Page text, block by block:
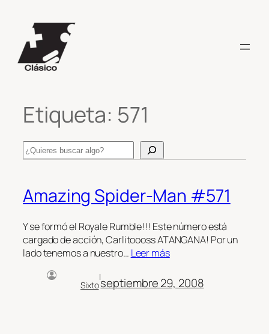
contenido
Etiqueta: 571
Search
Amazing Spider-Man #571
Y se formó el Royale Rumble!!! Este número está
cargado de acción, Carlitoooss ATANGANA! Por un
lado tenemos a nuestro… Leer más
Sixto
|septiembre 29, 2008